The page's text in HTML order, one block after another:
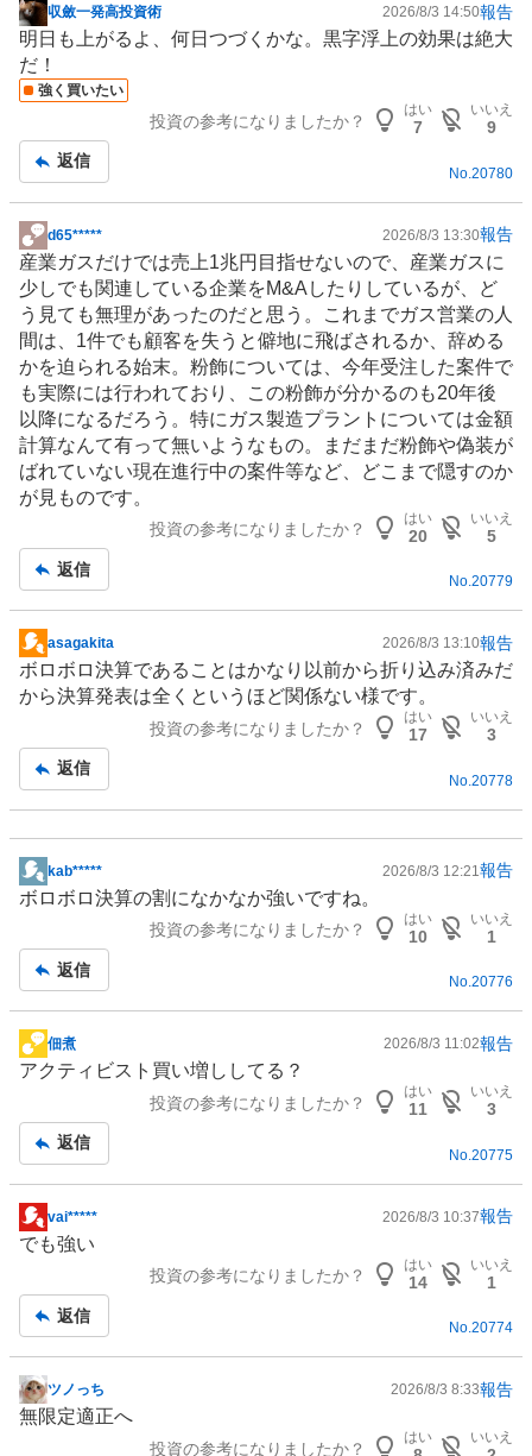
掲
示
板
記
収斂一発高投資術 2026/8/3 14:50報告
明日も上がるよ、何日つづくかな。黒字浮上の効果は絶大
だ！
強く買いたい
投資の参考になりましたか？
はい
7
いいえ
9
返信
No. 20780
掲
示
板
記
事
d65***** 2026/8/3 13:30報告
産業ガスだけでは売上1兆円目指せないので、産業ガスに
少しでも関連している企業をM&Aしたりしているが、ど
う見ても無理があったのだと思う。これまでガス営業の人
間は、1件でも顧客を失うと僻地に飛ばされるか、辞める
かを迫られる始末。粉飾については、今年受注した案件で
も実際には行われており、この粉飾が分かるのも20年後
以降になるだろう。特にガス製造プラント については金額
計算なんて有って無いようなもの。まだまだ粉飾や偽装が
ばれていない現在進行中の案件等など、どこまで隠すのか
が見ものです。
投資の参考になりましたか？
はい
20
いいえ
5
返信
No.20779
掲
示
板
asagakita 2026/8/3 13:10報告
ボロボロ決算であることはかなり以前から折り込み済みだ
から決算発表は全くというほど関係ない様です。
投資の参考になりましたか？
はい
17
いいえ
3
返信
No. 20778
掲
示
事
kab***** 2026/8/3 12:21 報告
ボロボロ決算の割になかなか強いですね。
投資の参考になりましたか？
はい
10
いいえ
1
返信
No.20776
掲
示
事
佃煮 2026/8/3 11:02報告
アクティビスト買い増ししてる？
投資の参考になりましたか？
はい
11
いいえ
3
返信
No. 20775
掲
示
事
vai***** 2026/8/3 10:37報告
でも強い
投資の参考になりましたか？
はい
14
いいえ
1
返信
No.20774
掲
示
ツノっち 2026/8/3 8:33報告
無限定適正へ
投資の参考になりましたか？
はい いいえ